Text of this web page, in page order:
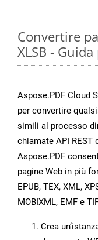
Convertire
XLSB -
Aspose.PDF Cloud
per convertire
simili al processo
chiamate API REST
Aspose.PDF
pagine Web in più
EPUB, TEX, XML,
MOBIXML, EMF e
Crea